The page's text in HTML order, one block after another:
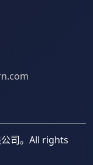
司。All rights